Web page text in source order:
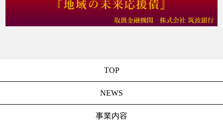
TOP
NEWS
事業内容